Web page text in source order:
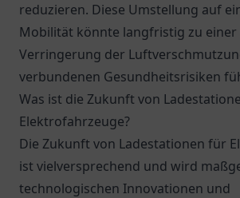
reduzieren. Diese Umstellung auf
Mobilität könnte langfristig zu
Verringerung der
verbundenen Gesundheitsrisiken
Was ist die Zukunft von
Elektrofahrzeuge?
Die Zukunft von Ladestationen für
ist vielversprechend und wird
technologischen Innovationen und